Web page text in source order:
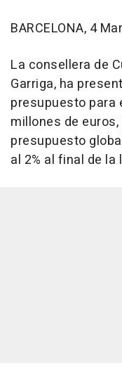
BARCELONA, 4
La consellera de
Garriga, ha
presupuesto para
millones de
presupuesto
al 2% al final de